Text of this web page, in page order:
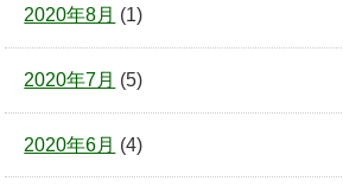
2020年8月 (1)
2020年7月 (5)
2020年6月 (4)